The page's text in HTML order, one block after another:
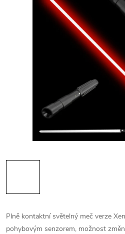
Plně kontaktní světelný meč verze
pohybovým senzorem, možnost